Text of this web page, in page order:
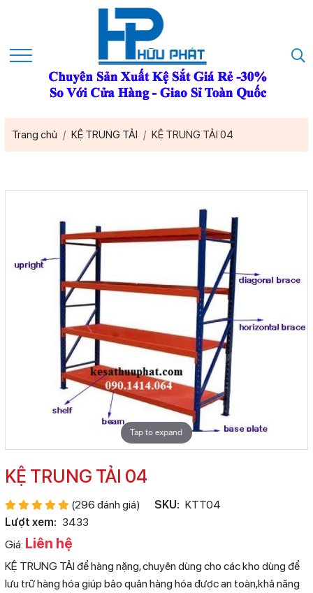
Trang chủ KỆ TRUNG TẢI KỆ TRUNG TẢI 04
Tap to expand
KỆ TRUNG TẢI 04
(296 đánh giá) SKU: KTT04
Lượt xem: 3433
Giá: Liên hệ
KỆ TRUNG TẢI để hàng nặng, chuyên dùng cho các kho dùng để
lưu trữ hàng hóa giúp bảo quản hàng hóa được an toàn,khả năng